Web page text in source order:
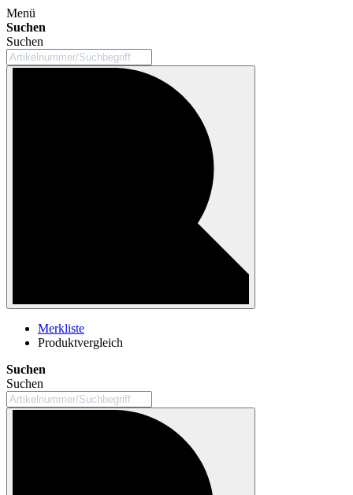
Menü
Suchen
Suchen
Merkliste
Produktvergleich
Suchen
Suchen